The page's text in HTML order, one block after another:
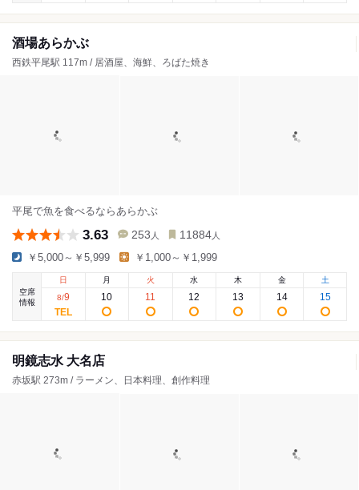
酒場あらかぶ
西鉄平尾駅 117m / 居酒屋、海鮮、ろばた焼き
平尾で魚を食べるならあらかぶ
3.63 253 人 11884 人
￥5,000～￥5,999 ￥1,000～￥1,999
空席
情報
日
8/9
月
10
火
11
水
12
木
13
金
14
土
15
明鏡志水 大名店
赤坂駅 273m / ラーメン、日本料理、創作料理